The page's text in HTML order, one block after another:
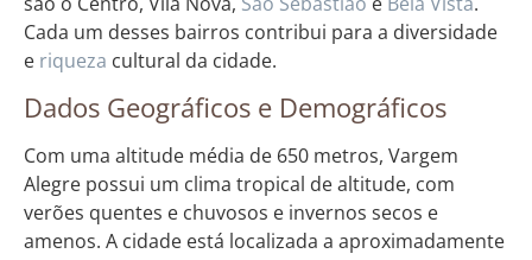
Cada um desses bairros contribui para a diversidade
e riqueza cultural da cidade.
Dados Geográficos e Demográficos
Com uma altitude média de 650 metros, Vargem
Alegre possui um clima tropical de altitude, com
verões quentes e chuvosos e invernos secos e
amenos. A cidade está localizada a aproximadamente